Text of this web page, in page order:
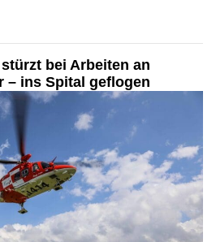
bei Arbeiten an
– ins Spital geflogen